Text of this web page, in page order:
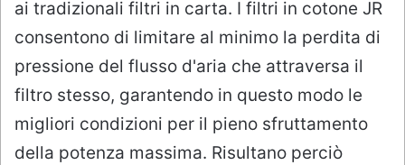
ai tradizionali filtri in carta. I filtri in cotone JR
consentono di limitare al minimo la perdita di
pressione del flusso d'aria che attraversa il
filtro stesso, garantendo in questo modo le
migliori condizioni per il pieno sfruttamento
della potenza massima. Risultano perciò